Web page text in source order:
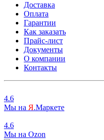
Доставка
Оплата
Гарантии
Как заказать
Прайс-лист
Документы
О компании
Контакты
4.6
Мы на Я.Маркете
4.6
Мы на Ozon